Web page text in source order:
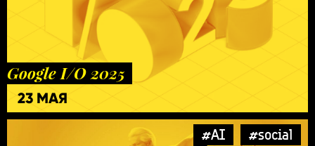
Google I/O 2025
23 МАЯ
#AI #social